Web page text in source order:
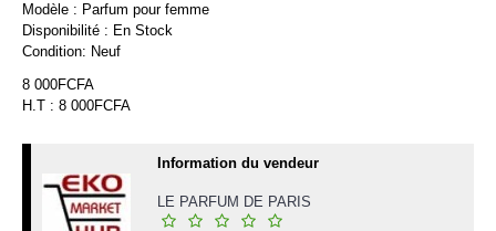
Modèle : Parfum pour femme
Disponibilité : En Stock
Condition: Neuf
8 000FCFA
H.T : 8 000FCFA
Information du vendeur
LE PARFUM DE PARIS